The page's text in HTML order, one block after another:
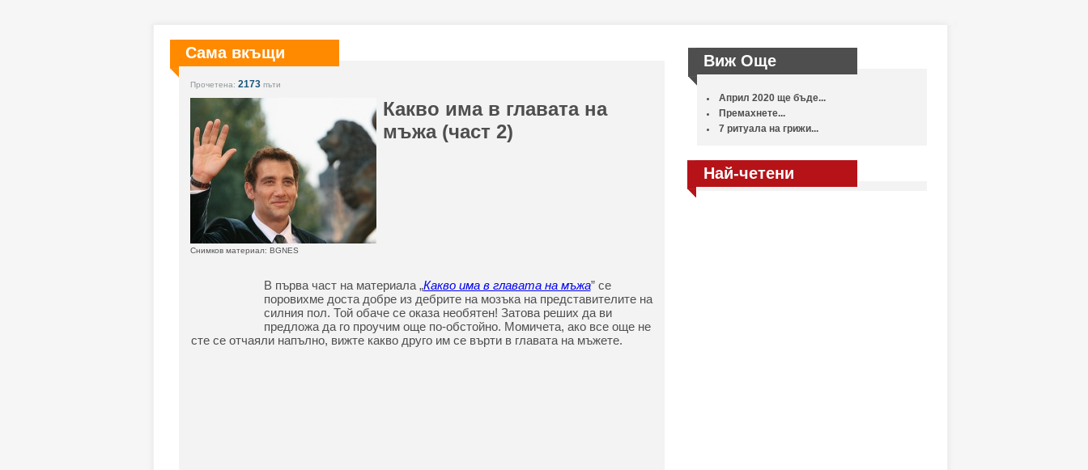
Сама вкъщи
Прочетена: 2173пъти
Какво има в главата на
мъжа (част 2)
Снимков материал: BGNES
В първа част на материала „Какво има в главата на мъжа” се
поровихме доста добре из дебрите на мозъка на представителите на
силния пол. Той обаче се оказа необятен! Затова реших да ви
предложа да го проучим още по-обстойно. Момичета, ако все още не
сте се отчаяли напълно, вижте какво друго им се върти в главата на мъжете.
Виж Още
Април 2020 ще бъде...
Премахнете...
7 ритуала на грижи...
Най-четени